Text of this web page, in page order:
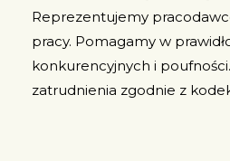
Reprezentujemy
pracy. Pomagamy w
konkurencyjnych i
zatrudnienia zgodnie z